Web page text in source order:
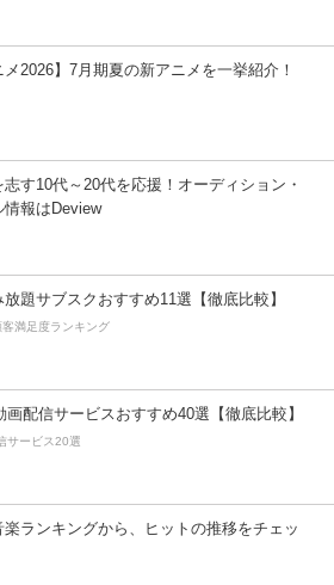
メ2026】7月期夏の新アニメを一挙紹介！
す10代～20代を応援！オーディション・
情報はDeview
題サブスクおすすめ11選【徹底比較】
客満足度ランキング
画配信サービスおすすめ40選【徹底比較】
サービス20選
楽ランキングから、ヒットの推移をチェッ